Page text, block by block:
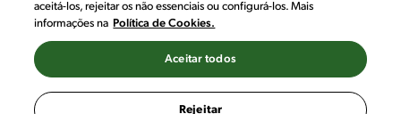
aceitá-los, rejeitar os não essenciais ou configurá-los. Mais
informações na Política de Cookies.
Rejeitar
Aceitar todos